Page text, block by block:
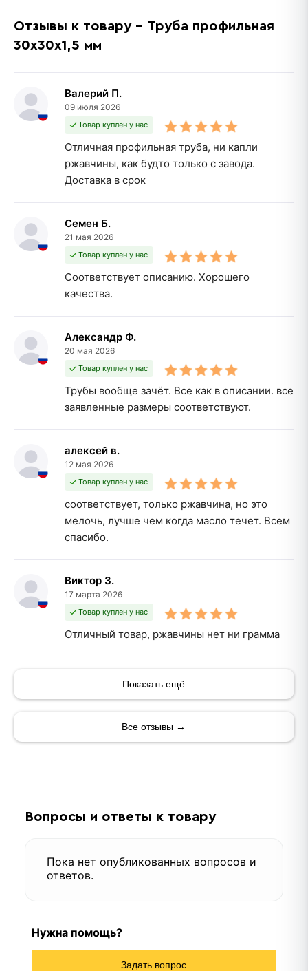
Отзывы к товару - Труба профильная
30х30х1,5 мм
Валерий П.
09 июля 2026
Товар куплен у нас
Отличная профильная труба, ни капли
ржавчины, как будто только с завода.
Доставка в срок
Семен Б.
21 мая 2026
Товар куплен у нас
Соответствует описанию. Хорошего
качества.
Александр Ф.
20 мая 2026
Товар куплен у нас
Трубы вообще зачёт. Все как в описании. все
заявленные размеры соответствуют.
алексей в.
12 мая 2026
Товар куплен у нас
соответствует, только ржавчина, но это
мелочь, лучше чем когда масло течет. Всем
спасибо.
Виктор З.
17 марта 2026
Товар куплен у нас
Отличный товар, ржавчины нет ни грамма
Показать ещё
Все отзывы →
Вопросы и ответы к товару
Пока нет опубликованных вопросов и
ответов.
Нужна помощь?
Задать вопрос